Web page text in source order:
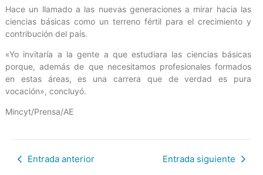
Hace un llamado a las nuevas generaciones a mirar hacia las
ciencias básicas como un terreno fértil para el crecimiento y
contribución del país.
«Yo invitaría a la gente a que estudiara las ciencias básicas
porque, además de que necesitamos profesionales formados
en estas áreas, es una carrera que de verdad es pura
vocación», concluyó.
Mincyt/Prensa/AE
Entrada anterior Entrada siguiente